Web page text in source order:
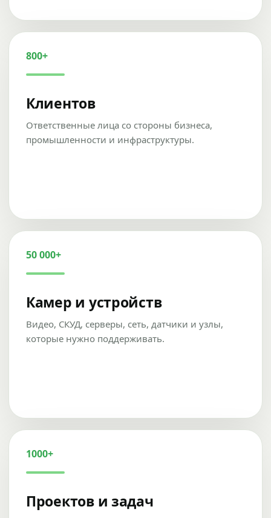
800+
Клиентов
Ответственные лица со стороны бизнеса,
промышленности и инфраструктуры.
50 000+
Камер и устройств
Видео, СКУД, серверы, сеть, датчики и узлы,
которые нужно поддерживать.
1000+
Проектов и задач